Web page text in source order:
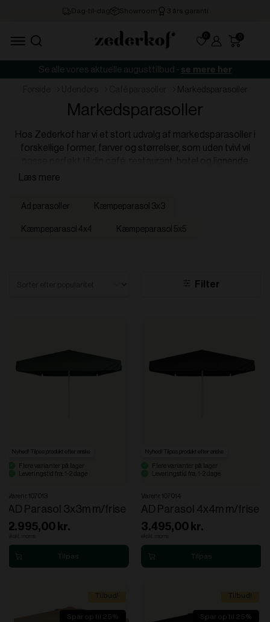
0
Se alle vores aktuelle augusttilbud - se mere her
markedsparasoller
Markedsparasoller
Hos Zederkof har vi et stort udvalg af markedsparasoller i
forskellige former, farver og størrelser, som uden tvivl vil
passe perfekt til din café, restaurant, hotel og lignende
udemiljøer. Parasollerne er alle af solidt og vind- og
års garanti.
ad parasoller kæmpeparasol 3x3
kæmpeparasol 4x4 kæmpeparasol 5x5
Filter
2.995,00 kr.
Nyhed! Tilpas produkt efter ønske
Flere varianter på lager
Leveringstid fra: 1-2 dage
Varenr. 107013
AD Parasol 3x3m m/frise
3.495,00 kr.
Nyhed! Tilpas produkt efter ønske
Flere varianter på lager
Leveringstid fra: 1-2 dage
Varenr. 107014
AD Parasol 4x4m m/frise
Tilbud!
Spar op til 25%
Tilbud!
Spar op til 25%